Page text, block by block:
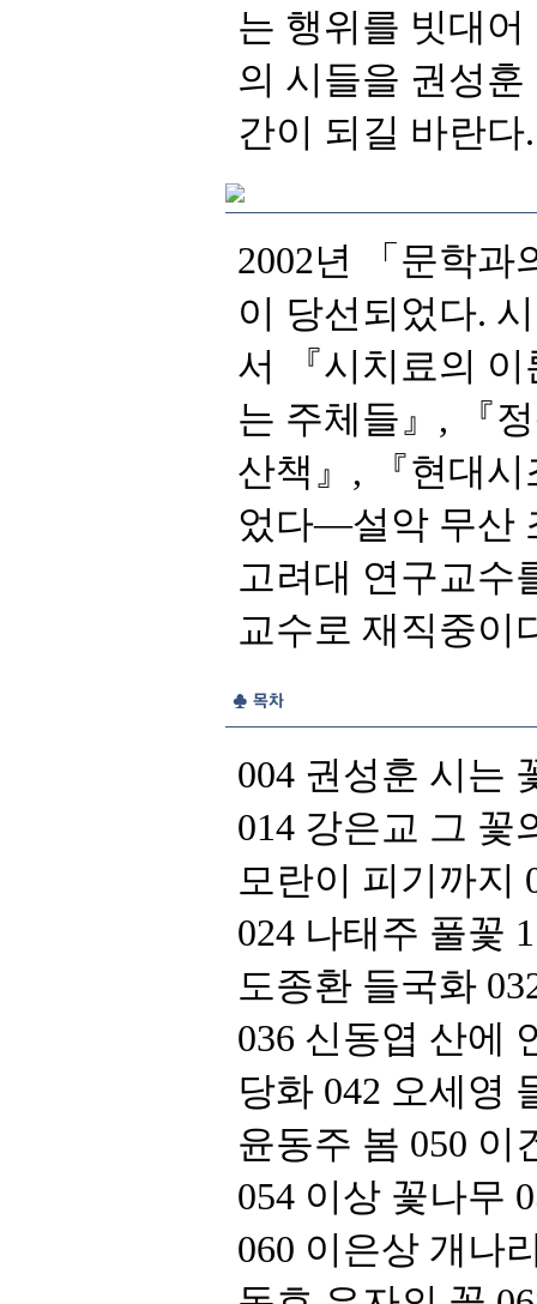
간이 되길 바란다.
었다―설악 무산
교수로 재직중이